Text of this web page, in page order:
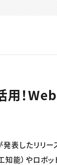
用！
したリリー
能）やロボ